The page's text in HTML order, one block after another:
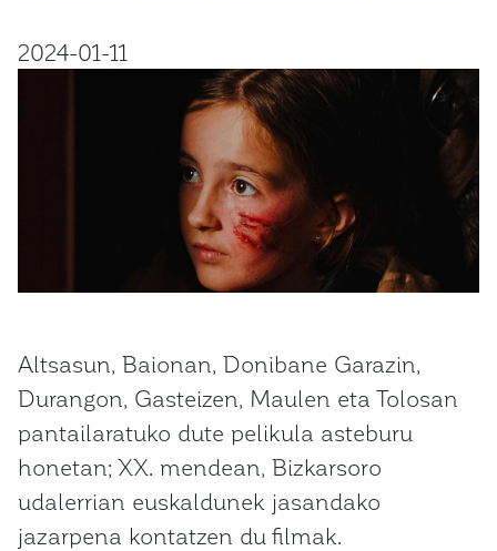
2024-01-11
Altsasun, Baionan, Donibane Garazin,
Durangon, Gasteizen, Maulen eta Tolosan
pantailaratuko dute pelikula asteburu
honetan; XX. mendean, Bizkarsoro
udalerrian euskaldunek jasandako
jazarpena kontatzen du filmak.